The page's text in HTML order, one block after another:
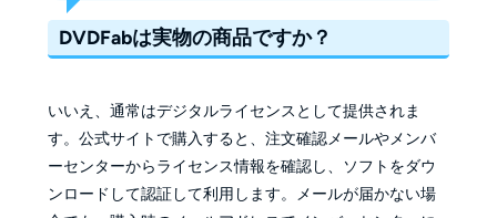
DVDFabは実物の商品ですか？
いいえ、通常はデジタルライセンスとして提供されま
す。公式サイトで購入すると、注文確認メールやメンバ
ーセンターからライセンス情報を確認し、ソフトをダウ
ンロードして認証して利用します。メールが届かない場